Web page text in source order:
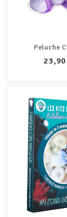
Peluche
PRIX